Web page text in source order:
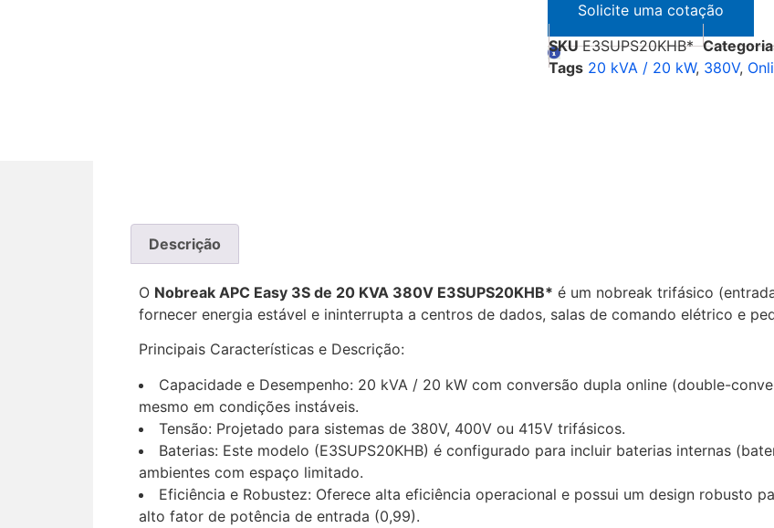
SKUE3SUPS20KHB*
Tags 20 kVA / 20 kW, 380V,
Descrição
O Nobreak APC Easy 3S de 20 KVA 380V E3SUPS20KHB* é um nobreak trifásico
fornecer energia estável e ininterrupta a centros de dados, salas de comando elétrico e
Principais Características e Descrição:
Capacidade e Desempenho: 20 kVA / 20 kW com conversão dupla online (double-
mesmo em condições instáveis.
Tensão: Projetado para sistemas de 380V, 400V ou 415V trifásicos.
Baterias: Este modelo (E3SUPS20KHB) é configurado para incluir baterias internas
ambientes com espaço limitado.
Eficiência e Robustez: Oferece alta eficiência operacional e possui um design robusto
alto fator de potência de entrada (0,99).